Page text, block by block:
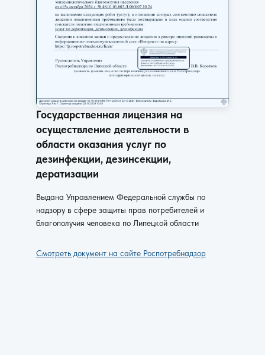
Государственная лицензия на
осуществление деятельности в
области оказания услуг по
дезинфекции, дезинсекции,
дератизации
Выдана Управлением Федеральной службы по
надзору в сфере защиты прав потребителей и
благополучия человека по Липецкой области
Смотреть документ на сайте Роспотребнадзор